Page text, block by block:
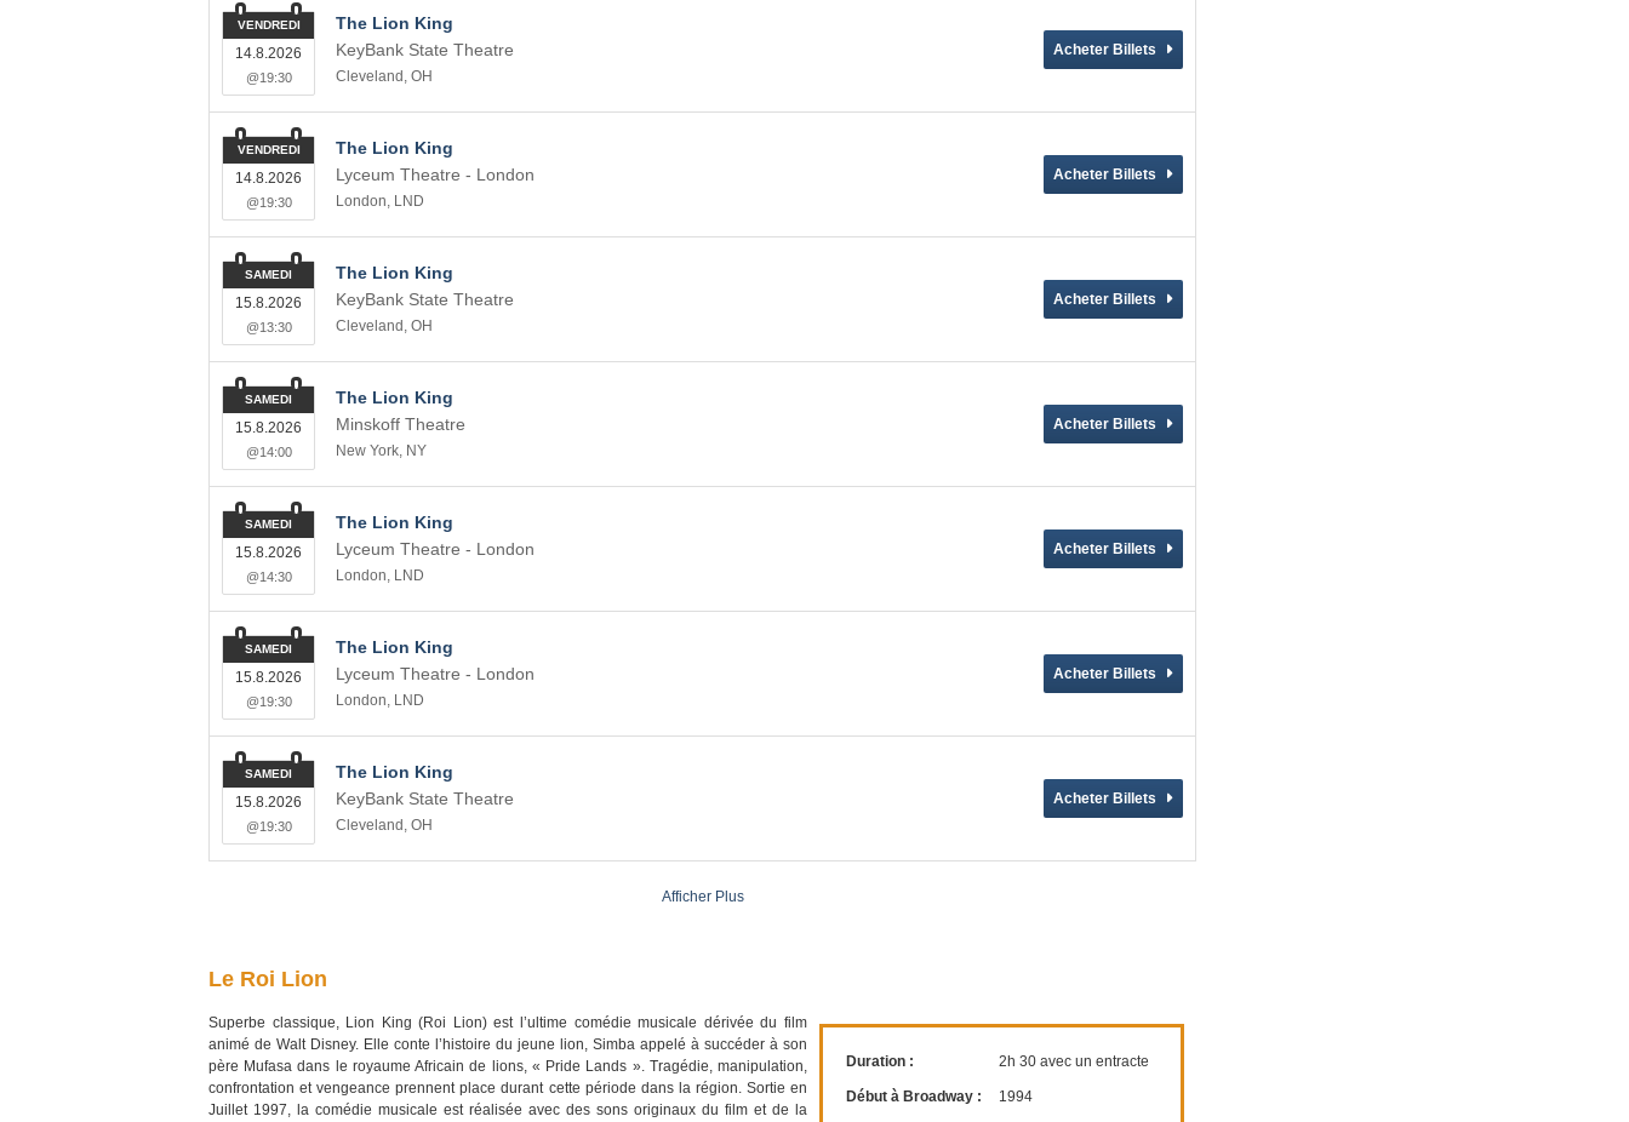
The Lion King
KeyBank State Theatre
Cleveland , OH
VENDREDI
14.8.2026
@19:30
The Lion King
Lyceum Theatre - London
London, LND
VENDREDI
14.8.2026
@19:30
The Lion King
KeyBank State Theatre
Cleveland , OH
SAMEDI
15.8.2026
@13:30
The Lion King
Minskoff Theatre
New York, NY
SAMEDI
15.8.2026
@14:00
The Lion King
Lyceum Theatre - London
London, LND
SAMEDI
15.8.2026
@14:30
The Lion King
Lyceum Theatre - London
London, LND
SAMEDI
15.8.2026
@19:30
The Lion King
KeyBank State Theatre
Cleveland , OH
SAMEDI
15.8.2026
@19:30
Afficher Plus
Le Roi Lion
Duration : 2h 30 avec un entracte
Début à Broadway : 1994
Superbe classique, Lion King (Roi Lion) est l’ultime comédie musicale dérivée du film
animé de Walt Disney. Elle conte l’histoire du jeune lion, Simba appelé à succéder à son
père Mufasa dans le royaume Africain de lions, « Pride Lands ». Tragédie, manipulation,
confrontation et vengeance prennent place durant cette période dans la région. Sortie en
Juillet 1997, la comédie musicale est réalisée avec des sons originaux du film et de la